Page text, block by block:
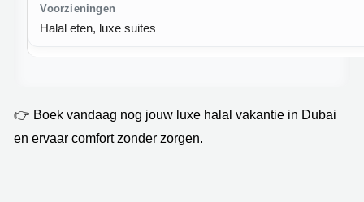
Halal eten, luxe suites
👉 Boek vandaag nog jouw luxe halal vakantie in Dubai
en ervaar comfort zonder zorgen.